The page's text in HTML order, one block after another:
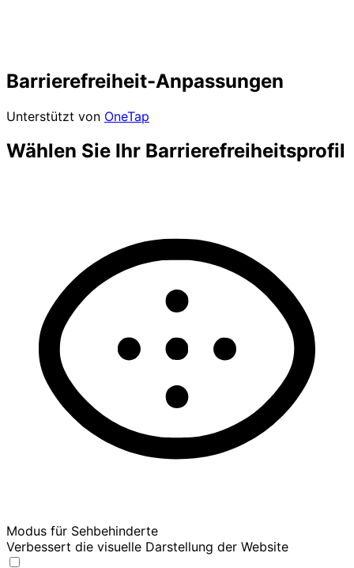
Barrierefreiheit-Anpassungen
Unterstützt von OneTap
Wählen Sie Ihr Barrierefreiheitsprofil
Modus für Sehbehinderte
Verbessert die visuelle Darstellung der Website